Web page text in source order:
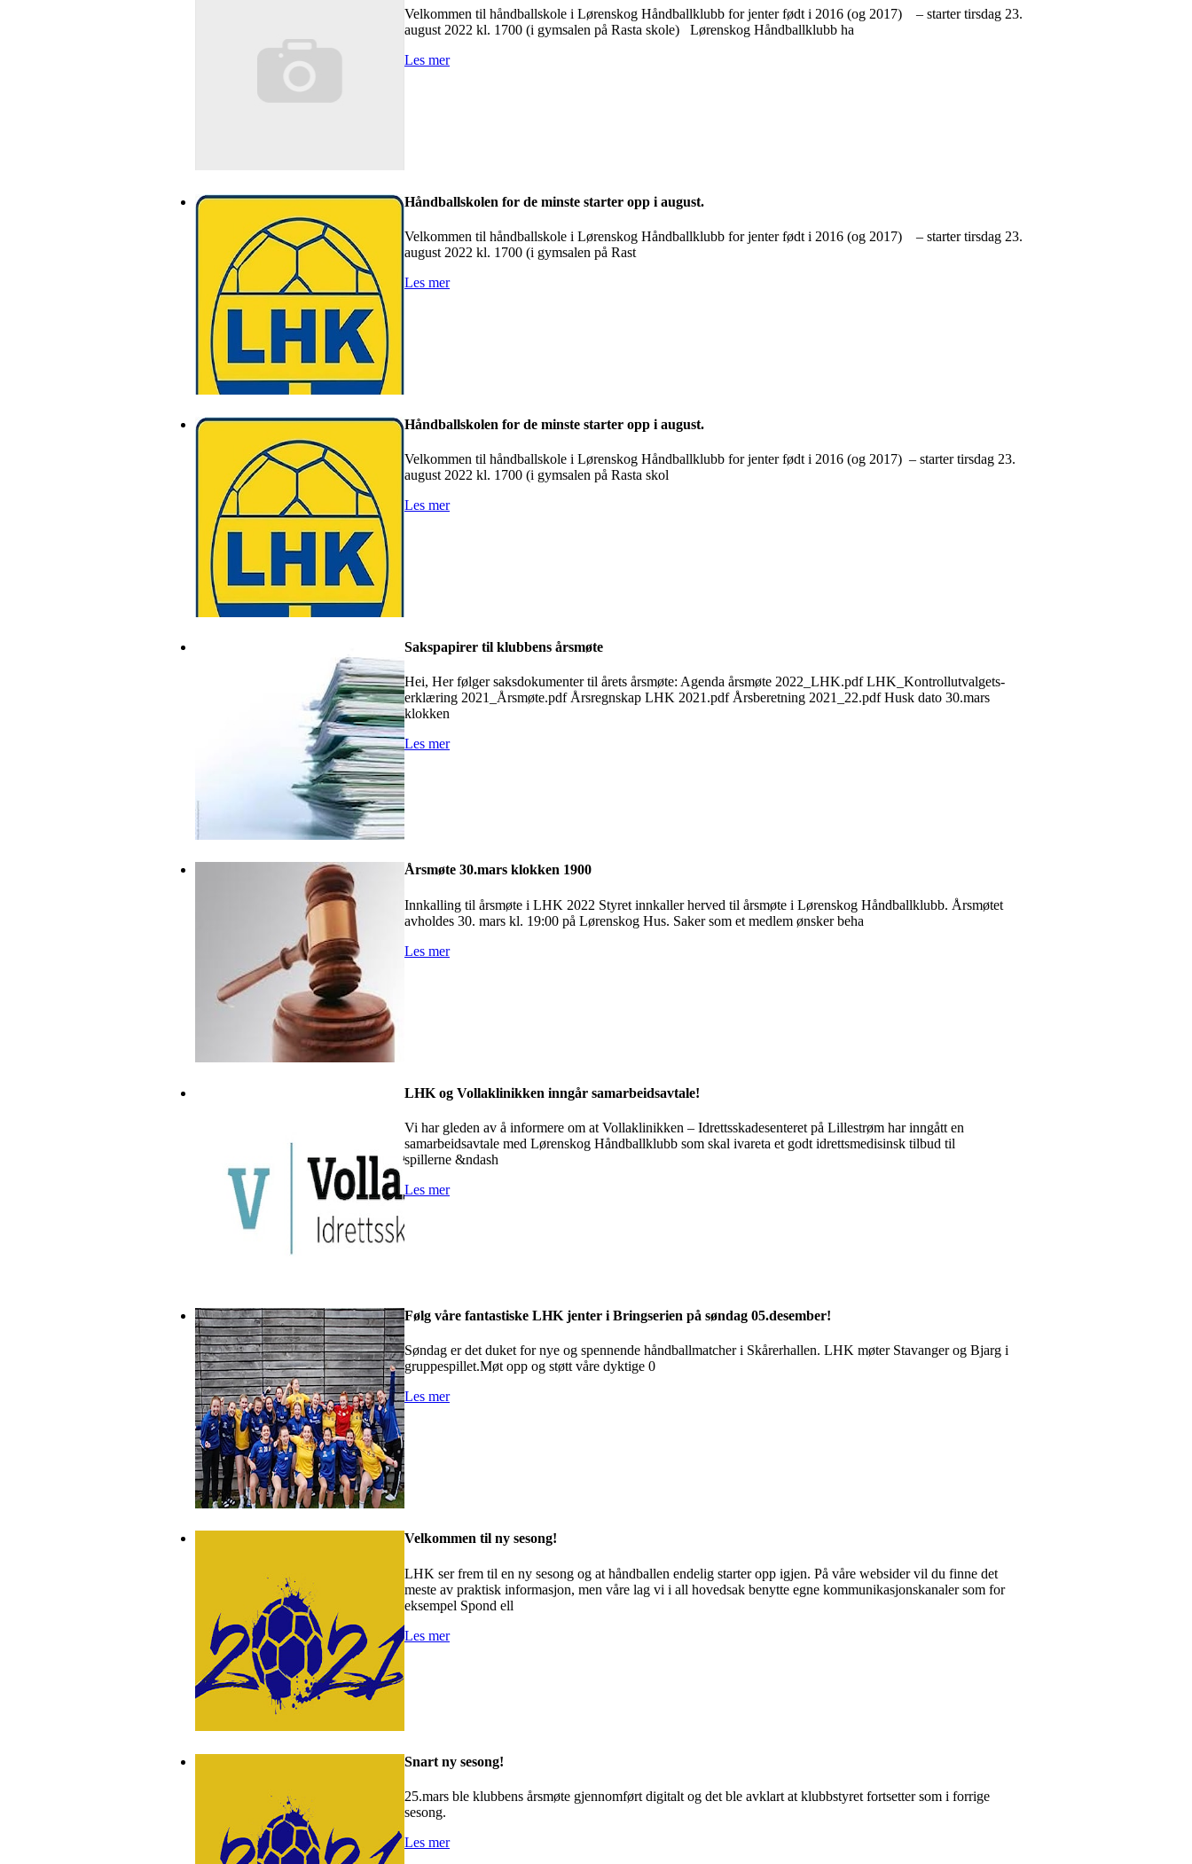
Velkommen til håndballskole i Lørenskog Håndballklubb for jenter født i 2016 (og 2017) – starter tirsdag 23.
august 2022 kl. 1700 (i gymsalen på Rasta skole) Lørenskog Håndballklubb ha
Les mer
Håndballskolen for de minste starter opp i august.
Velkommen til håndballskole i Lørenskog Håndballklubb for jenter født i 2016 (og 2017) – starter tirsdag 23.
august 2022 kl. 1700 (i gymsalen på Rast
Les mer
Håndballskolen for de minste starter opp i august.
Velkommen til håndballskole i Lørenskog Håndballklubb for jenter født i 2016 (og 2017) – starter tirsdag 23.
august 2022 kl. 1700 (i gymsalen på Rasta skol
Les mer
Sakspapirer til klubbens årsmøte
Hei, Her følger saksdokumenter til årets årsmøte: Agenda årsmøte 2022_LHK.pdf LHK_Kontrollutvalgets-
erklæring 2021_Årsmøte.pdf Årsregnskap LHK 2021.pdf Årsberetning 2021_22.pdf Husk dato 30.mars
klokken
Les mer
Årsmøte 30.mars klokken 1900
Innkalling til årsmøte i LHK 2022 Styret innkaller herved til årsmøte i Lørenskog Håndballklubb. Årsmøtet
avholdes 30. mars kl. 19:00 på Lørenskog Hus. Saker som et medlem ønsker beha
Les mer
LHK og Vollaklinikken inngår samarbeidsavtale!
Vi har gleden av å informere om at Vollaklinikken – Idrettsskadesenteret på Lillestrøm har inngått en
samarbeidsavtale med Lørenskog Håndballklubb som skal ivareta et godt idrettsmedisinsk tilbud til
spillerne &ndash
Les mer
Følg våre fantastiske LHK jenter i Bringserien på søndag 05.desember!
Søndag er det duket for nye og spennende håndballmatcher i Skårerhallen. LHK møter Stavanger og Bjarg i
gruppespillet.Møt opp og støtt våre dyktige 0
Les mer
Velkommen til ny sesong!
LHK ser frem til en ny sesong og at håndballen endelig starter opp igjen. På våre websider vil du finne det
meste av praktisk informasjon, men våre lag vi i all hovedsak benytte egne kommunikasjonskanaler som for
eksempel Spond ell
Les mer
Snart ny sesong!
25.mars ble klubbens årsmøte gjennomført digitalt og det ble avklart at klubbstyret fortsetter som i forrige
sesong.
Les mer